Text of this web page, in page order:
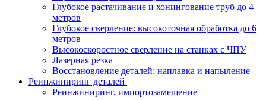
Глубокое растачивание и хонингование труб до 4
метров
Глубокое сверление: высокоточная обработка до 6
метров
Высокоскоростное сверление на станках с ЧПУ
Лазерная резка
Восстановление деталей: наплавка и напыление
Реинжиниринг деталей
Реинжиниринг, импортозамещение